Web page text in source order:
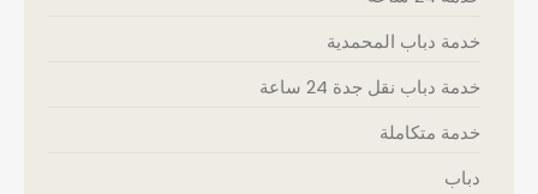
خدمة دباب المحمدية
خدمة دباب نقل جدة 24 ساعة
خدمة متكاملة
دباب